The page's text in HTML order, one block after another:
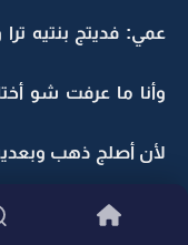
عمي: فديتج بنتيه
وأنا ما عرفت شو
لأن أصلج ذهب
تقدرين تتصرفين به